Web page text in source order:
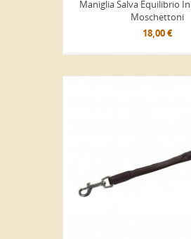
Maniglia Salva Equilibrio
Moschettoni
18,00 €